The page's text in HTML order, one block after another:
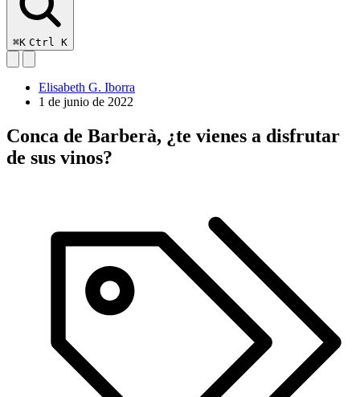
⌘K Ctrl K
Elisabeth G. Iborra
1 de junio de 2022
Conca de Barberà, ¿te vienes a disfrutar
de sus vinos?